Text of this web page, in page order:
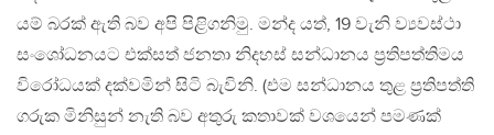
යම් බරක් ඇති බව අපි පිළිගනිමු. මන්ද යත්, 19 වැනි ව්‍යවස්ථා
සංශෝධනයට එක්සත් ජනතා නිදහස් සන්ධානය ප‍්‍රතිපත්තිමය
විරෝධයක් දක්වමින් සිටි බැවිනි. (එම සන්ධානය තුළ ප‍්‍රතිපත්ති
ගරුක මිනිසුන් නැති බව අතුරු කතාවක් වශයෙන් පමණක්